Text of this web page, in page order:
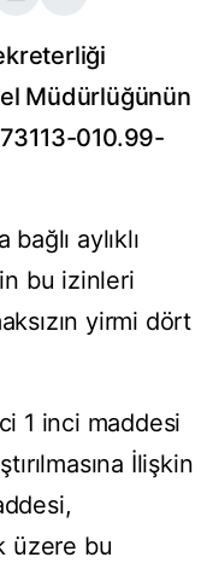
Müdürlüğünün
010.99-
aylıklı
bu izinleri
yirmi dört
1 inci maddesi
İlişkin
üzere bu